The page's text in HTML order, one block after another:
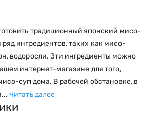
традиционный японский мисо-
ингредиентов, таких как мисо-
водоросли. Эти ингредиенты можно
интернет-магазине для того,
суп дома. В рабочей обстановке, в
Читать далее